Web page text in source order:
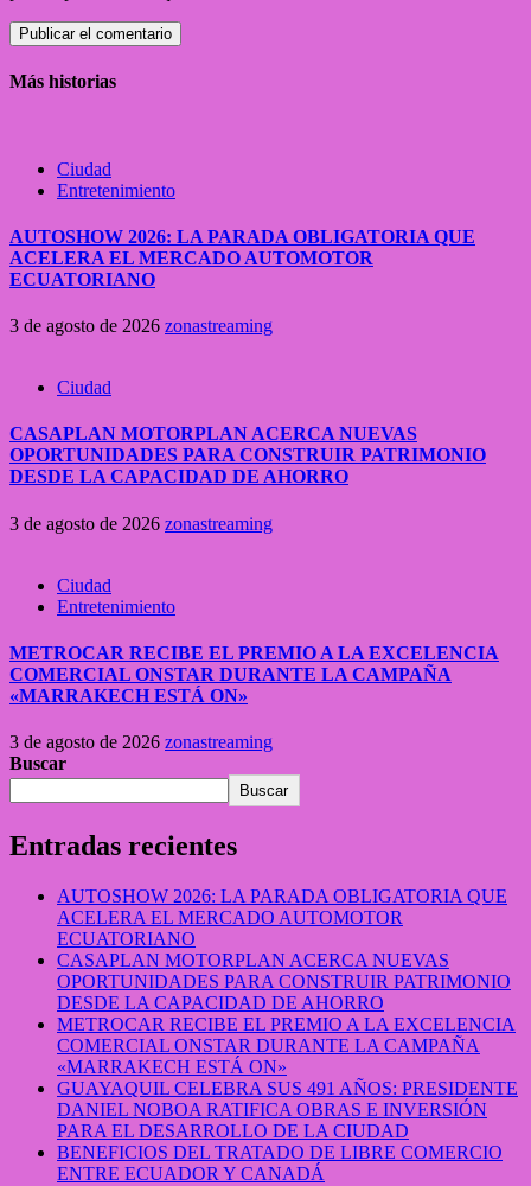
Más historias
Ciudad
Entretenimiento
AUTOSHOW 2026: LA PARADA OBLIGATORIA QUE
ACELERA EL MERCADO AUTOMOTOR
ECUATORIANO
3 de agosto de 2026 zonastreaming
Ciudad
CASAPLAN MOTORPLAN ACERCA NUEVAS
OPORTUNIDADES PARA CONSTRUIR PATRIMONIO
DESDE LA CAPACIDAD DE AHORRO
3 de agosto de 2026 zonastreaming
Ciudad
Entretenimiento
METROCAR RECIBE EL PREMIO A LA EXCELENCIA
COMERCIAL ONSTAR DURANTE LA CAMPAÑA
«MARRAKECH ESTÁ ON»
3 de agosto de 2026 zonastreaming
Buscar
Buscar
Entradas recientes
AUTOSHOW 2026: LA PARADA OBLIGATORIA QUE
ACELERA EL MERCADO AUTOMOTOR
ECUATORIANO
CASAPLAN MOTORPLAN ACERCA NUEVAS
OPORTUNIDADES PARA CONSTRUIR PATRIMONIO
DESDE LA CAPACIDAD DE AHORRO
METROCAR RECIBE EL PREMIO A LA EXCELENCIA
COMERCIAL ONSTAR DURANTE LA CAMPAÑA
«MARRAKECH ESTÁ ON»
GUAYAQUIL CELEBRA SUS 491 AÑOS: PRESIDENTE
DANIEL NOBOA RATIFICA OBRAS E INVERSIÓN
PARA EL DESARROLLO DE LA CIUDAD
BENEFICIOS DEL TRATADO DE LIBRE COMERCIO
ENTRE ECUADOR Y CANADÁ